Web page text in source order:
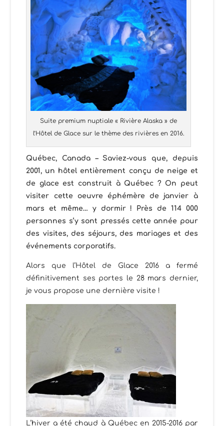
Suite premium nuptiale « Rivière Alaska » de
l’Hôtel de Glace sur le thème des rivières en 2016.
Québec, Canada – Saviez-vous que, depuis
2001, un hôtel entièrement conçu de neige et
de glace est construit à Québec ? On peut
visiter cette oeuvre éphémère de janvier à
mars et même… y dormir ! Près de 114 000
personnes s’y sont pressés cette année pour
des visites, des séjours, des mariages et des
événements corporatifs.
Alors que l’Hôtel de Glace 2016 a fermé
définitivement ses portes le 28 mars dernier,
je vous propose une dernière visite !
L’hiver a été chaud à Québec en 2015-2016 par